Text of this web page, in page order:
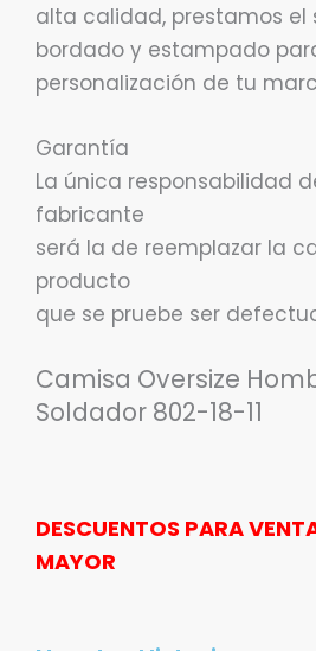
alta calidad, prestamos el
bordado y estampado
personalización de tu
Garantía
La única responsabilidad
fabricante
será la de reemplazar la
producto
que se pruebe ser
Camisa Oversize
Soldador 802-18-11
DESCUENTOS PARA
MAYOR